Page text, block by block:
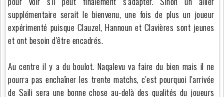
supplémentaire serait le bienvenu, une fois de plus un joueur
expérimenté puisque Clauzel, Hannoun et Clavières sont jeunes
et ont besoin d'être encadrés.
Au centre il y a du boulot. Naqalevu va faire du bien mais il ne
pourra pas enchaîner les trente matchs, c'est pourquoi l'arrivée
de Saili sera une bonne chose au-delà des qualités du joueurs